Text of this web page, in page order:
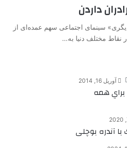
داردن
سینمای اجتماعی سهم عمده‌ای از
نقاط مختلف دنیا به…
آوریل 16, 2014
همه
با آندره بوچلی